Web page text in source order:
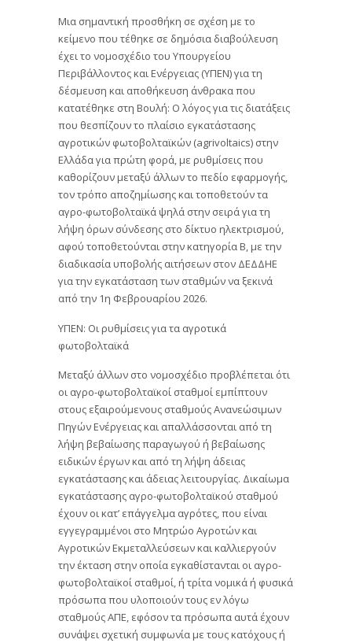
Μια σημαντική προσθήκη σε σχέση με το
κείμενο που τέθηκε σε δημόσια διαβούλευση
έχει το νομοσχέδιο του Υπουργείου
Περιβάλλοντος και Ενέργειας (ΥΠΕΝ) για τη
δέσμευση και αποθήκευση άνθρακα που
κατατέθηκε στη Βουλή: Ο λόγος για τις διατάξεις
που θεσπίζουν το πλαίσιο εγκατάστασης
αγροτικών φωτοβολταϊκών (agrivoltaics) στην
Ελλάδα για πρώτη φορά, με ρυθμίσεις που
καθορίζουν μεταξύ άλλων το πεδίο εφαρμογής,
τον τρόπο αποζημίωσης και τοποθετούν τα
αγρο-φωτοβολταϊκά ψηλά στην σειρά για τη
λήψη όρων σύνδεσης στο δίκτυο ηλεκτρισμού,
αφού τοποθετούνται στην κατηγορία Β, με την
διαδικασία υποβολής αιτήσεων στον ΔΕΔΔΗΕ
για την εγκατάσταση των σταθμών να ξεκινά
από την 1η Φεβρουαρίου 2026.
ΥΠΕΝ: Οι ρυθμίσεις για τα αγροτικά
φωτοβολταϊκά
Μεταξύ άλλων στο νομοσχέδιο προβλέπεται ότι
οι αγρο-φωτοβολταϊκοί σταθμοί εμπίπτουν
στους εξαιρούμενους σταθμούς Ανανεώσιμων
Πηγών Ενέργειας και απαλλάσσονται από τη
λήψη βεβαίωσης παραγωγού ή βεβαίωσης
ειδικών έργων και από τη λήψη άδειας
εγκατάστασης και άδειας λειτουργίας. Δικαίωμα
εγκατάστασης αγρο-φωτοβολταϊκού σταθμού
έχουν οι κατ’ επάγγελμα αγρότες, που είναι
εγγεγραμμένοι στο Μητρώο Αγροτών και
Αγροτικών Εκμεταλλεύσεων και καλλιεργούν
την έκταση στην οποία εγκαθίστανται οι αγρο-
φωτοβολταϊκοί σταθμοί, ή τρίτα νομικά ή φυσικά
πρόσωπα που υλοποιούν τους εν λόγω
σταθμούς ΑΠΕ, εφόσον τα πρόσωπα αυτά έχουν
συνάψει σχετική συμφωνία με τους κατόχους ή